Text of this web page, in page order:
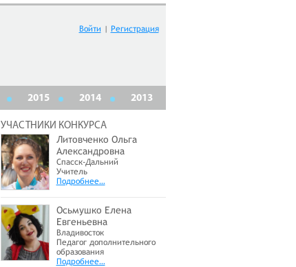
Войти | Регистрация
2015 2014 2013
УЧАСТНИКИ КОНКУРСА
Литовченко Ольга
Александровна
Спасск-Дальний
Учитель
Подробнее…
Осьмушко Елена
Евгеньевна
Владивосток
Педагог дополнительного
образования
Подробнее…